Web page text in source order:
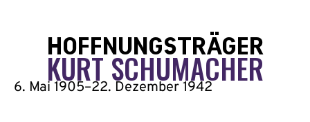
HOFFNUNGSTRÄGER
KURT SCHUMACHER
6. Mai 1905–22. Dezember 1942